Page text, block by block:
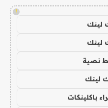
!
لينك
لينك
نصية
لينك
باكلينكات